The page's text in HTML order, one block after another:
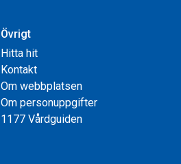
Övrigt
Hitta hit
Kontakt
Om webbplatsen
Om personuppgifter
1177 Vårdguiden